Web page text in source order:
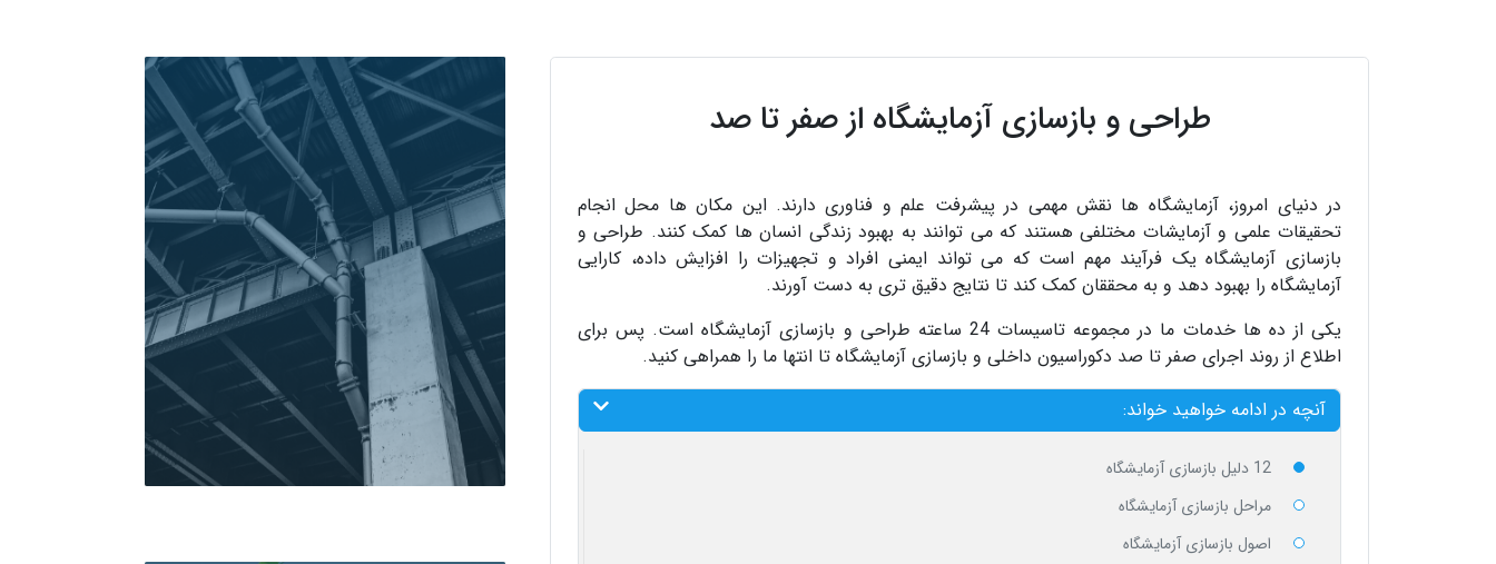
طراحی و بازسازی آزمایشگاه از صفر تا صد
در دنیای امروز، آزمایشگاه ها نقش مهمی در پیشرفت علم و فناوری دارند. این مکان ها محل انجام
تحقیقات علمی و آزمایشات مختلفی هستند که می توانند به بهبود زندگی انسان ها کمک کنند. طراحی و
بازسازی آزمایشگاه یک فرآیند مهم است که می تواند ایمنی افراد و تجهیزات را افزایش داده، کارایی
آزمایشگاه را بهبود دهد و به محققان کمک کند تا نتایج دقیق تری به دست آورند.
یکی از ده ها خدمات ما در مجموعه تاسیسات 24 ساعته طراحی و بازسازی آزمایشگاه است. پس برای
اطلاع از روند اجرای صفر تا صد دکوراسیون داخلی و بازسازی آزمایشگاه تا انتها ما را همراهی کنید.
آنچه در ادامه خواهید خواند:
12 دلیل بازسازی آزمایشگاه
مراحل بازسازی آزمایشگاه
اصول بازسازی آزمایشگاه
اقساطی پرداخت کنید